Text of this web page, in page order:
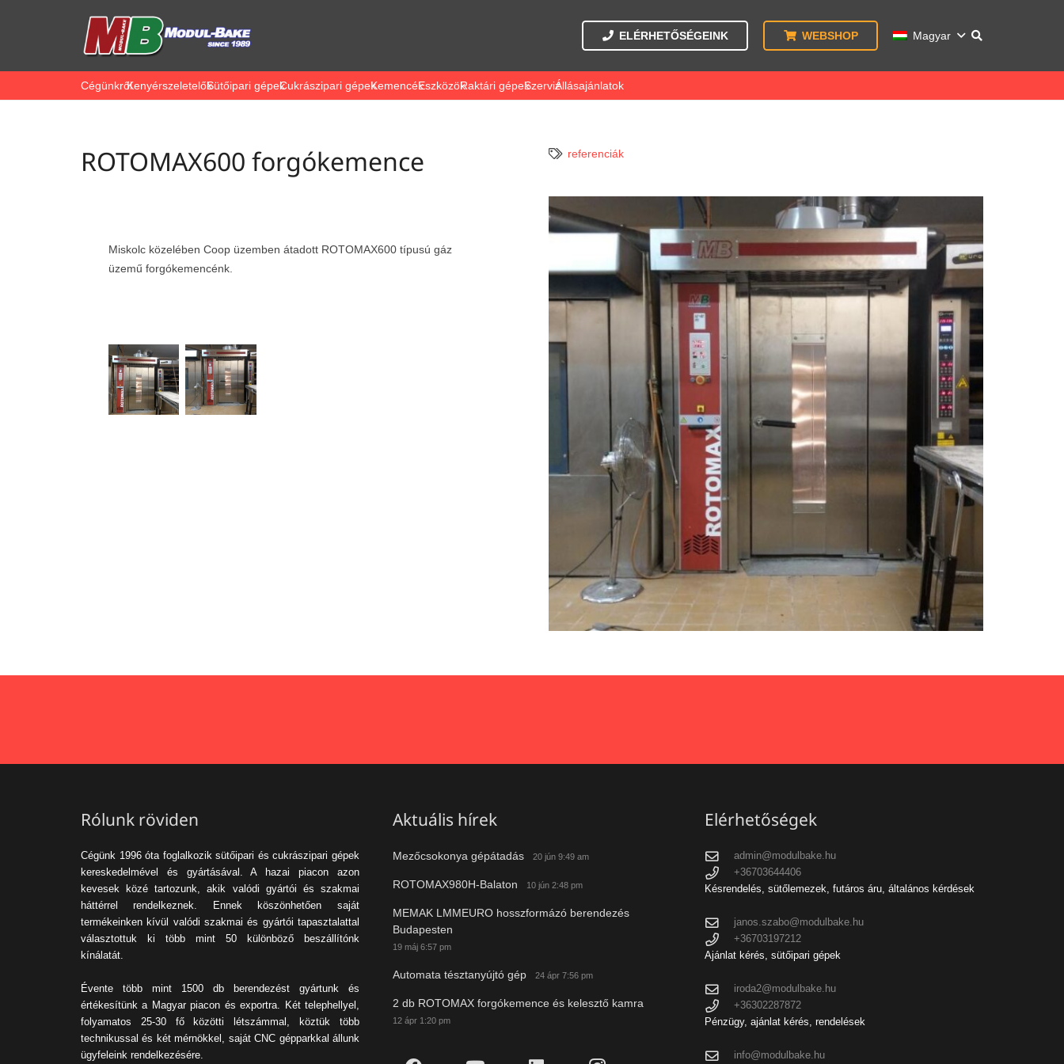
ELÉRHETŐSÉGEINK WEBSHOP Magyar
CégünkrőlKenyérszeletelőkSütőipari gépekCukrászipari gépekKemencékEszközökRaktári gépekSzervizÁllásajánlatok
ROTOMAX600 forgókemence
Miskolc közelében Coop üzemben átadott ROTOMAX600 típusú gáz
üzemű forgókemencénk.
referenciák
Rólunk röviden
Cégünk 1996 óta foglalkozik sütőipari és cukrászipari gépek
kereskedelmével és gyártásával. A hazai piacon azon
kevesek közé tartozunk, akik valódi gyártói és szakmai
háttérrel rendelkeznek. Ennek köszönhetően saját
termékeinken kívül valódi szakmai és gyártói tapasztalattal
választottuk ki több mint 50 különböző beszállítónk
kínálatát.
Évente több mint 1500 db berendezést gyártunk és
értékesítünk a Magyar piacon és exportra. Két telephellyel,
folyamatos 25-30 fő közötti létszámmal, köztük több
technikussal és két mérnökkel, saját CNC gépparkkal állunk
ügyfeleink rendelkezésére.
Aktuális hírek
Mezőcsokonya gépátadás 20 jún 9:49 am
ROTOMAX980H-Balaton 10 jún 2:48 pm
MEMAK LMMEURO hosszformázó berendezés
Budapesten
19 máj 6:57 pm
Automata tésztanyújtó gép 24 ápr 7:56 pm
2 db ROTOMAX forgókemence és kelesztő kamra
12 ápr 1:20 pm
Elérhetőségek
admin@modulbake.hu
+36703644406
Késrendelés, sütőlemezek, futáros áru, általános kérdések
janos.szabo@modulbake.hu
+36703197212
Ajánlat kérés, sütőipari gépek
iroda2@modulbake.hu
+36302287872
Pénzügy, ajánlat kérés, rendelések
info@modulbake.hu